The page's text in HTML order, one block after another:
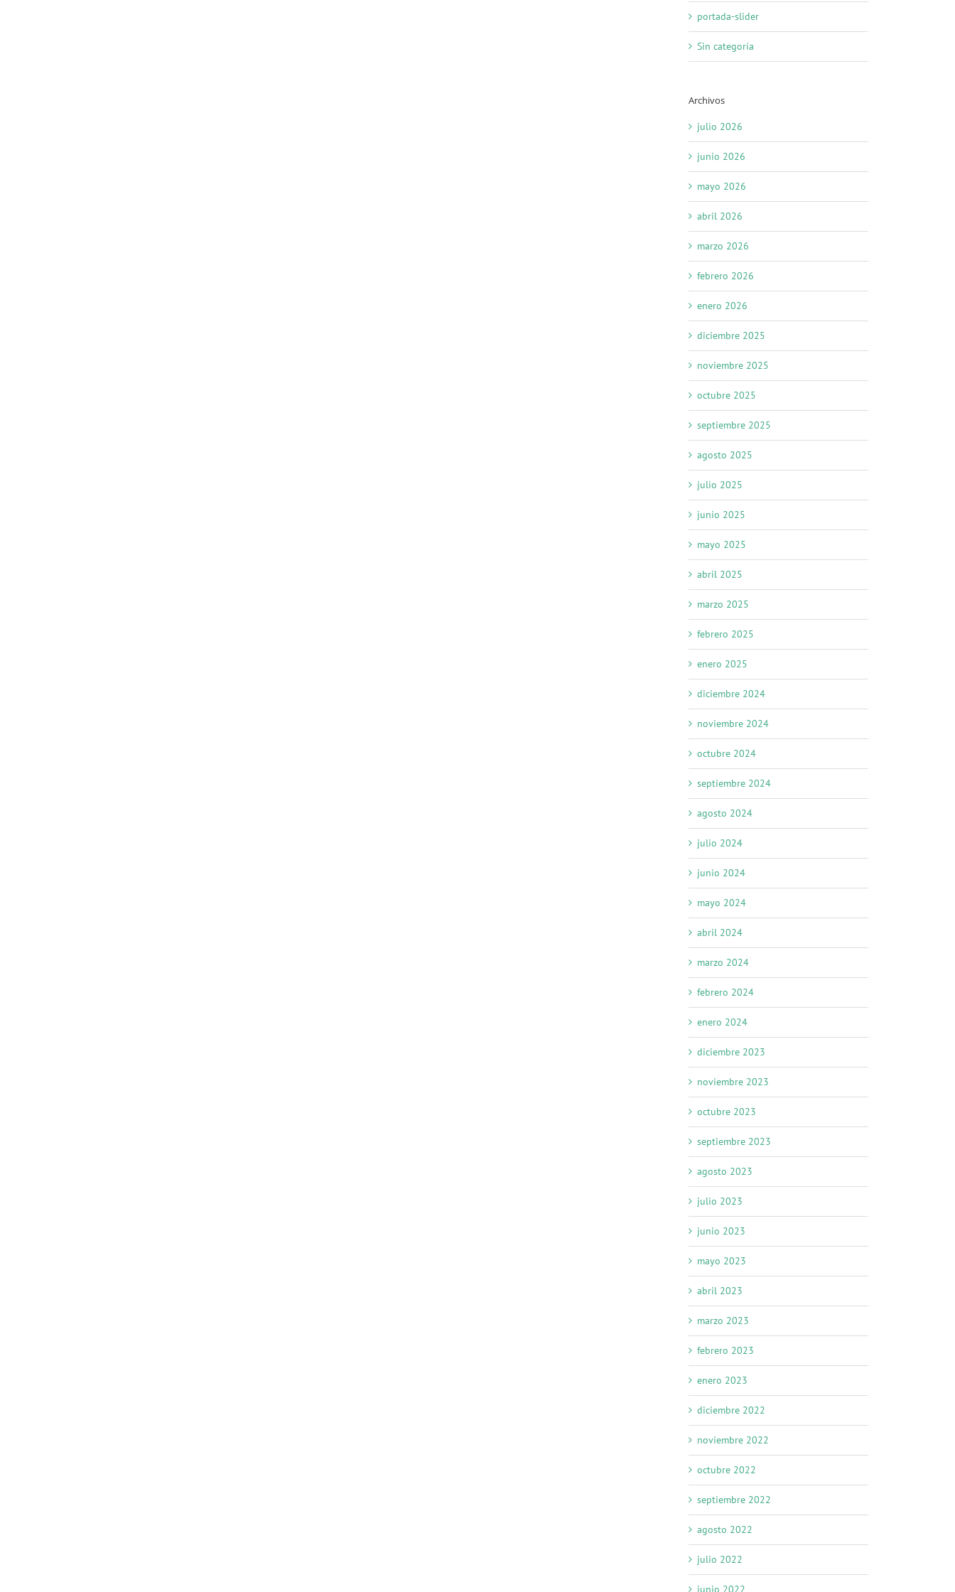
portada-slider
Sin categoría
Archivos
julio 2026
junio 2026
mayo 2026
abril 2026
marzo 2026
febrero 2026
enero 2026
diciembre 2025
noviembre 2025
octubre 2025
septiembre 2025
agosto 2025
julio 2025
junio 2025
mayo 2025
abril 2025
marzo 2025
febrero 2025
enero 2025
diciembre 2024
noviembre 2024
octubre 2024
septiembre 2024
agosto 2024
julio 2024
junio 2024
mayo 2024
abril 2024
marzo 2024
febrero 2024
enero 2024
diciembre 2023
noviembre 2023
octubre 2023
septiembre 2023
agosto 2023
julio 2023
junio 2023
mayo 2023
abril 2023
marzo 2023
febrero 2023
enero 2023
diciembre 2022
noviembre 2022
octubre 2022
septiembre 2022
agosto 2022
julio 2022
junio 2022